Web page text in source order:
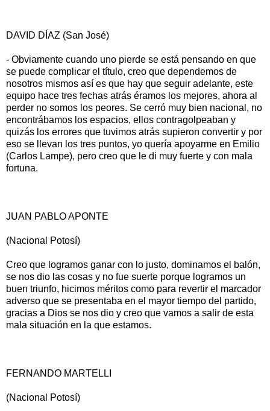
DAVID DÍAZ (San José)
- Obviamente cuando uno pierde se está pensando en que
se puede complicar el título, creo que dependemos de
nosotros mismos así es que hay que seguir adelante, este
equipo hace tres fechas atrás éramos los mejores, ahora al
perder no somos los peores. Se cerró muy bien nacional, no
encontrábamos los espacios, ellos contragolpeaban y
quizás los errores que tuvimos atrás supieron convertir y por
eso se llevan los tres puntos, yo quería apoyarme en Emilio
(Carlos Lampe), pero creo que le di muy fuerte y con mala
fortuna.
JUAN PABLO APONTE
(Nacional Potosí)
Creo que logramos ganar con lo justo, dominamos el balón,
se nos dio las cosas y no fue suerte porque logramos un
buen triunfo, hicimos méritos como para revertir el marcador
adverso que se presentaba en el mayor tiempo del partido,
gracias a Dios se nos dio y creo que vamos a salir de esta
mala situación en la que estamos.
FERNANDO MARTELLI
(Nacional Potosí)